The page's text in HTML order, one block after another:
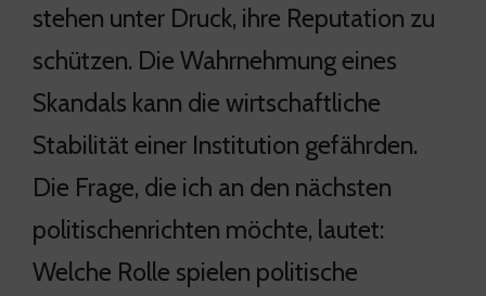
stehen unter Druck, ihre Reputation zu
schützen. Die Wahrnehmung eines
Skandals kann die wirtschaftliche
Stabilität einer Institution gefährden.
Die Frage, die ich an den nächsten
politischenrichten möchte, lautet:
Welche Rolle spielen politische